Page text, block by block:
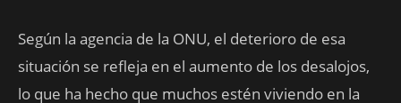
Según la agencia de la ONU, el deterioro de esa
situación se refleja en el aumento de los desalojos,
lo que ha hecho que muchos estén viviendo en la